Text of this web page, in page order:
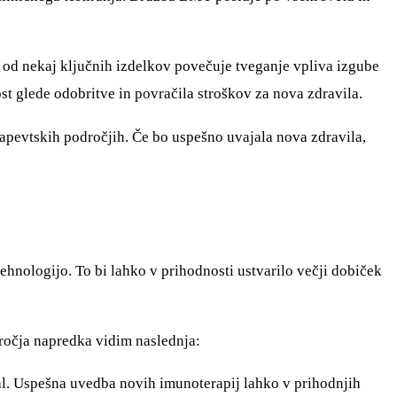
nekaj ključnih izdelkov povečuje tveganje vpliva izgube
glede odobritve in povračila stroškov za nova zdravila.
področjih. Če bo uspešno uvajala nova zdravila,
To bi lahko v prihodnosti ustvarilo večji dobiček
napredka vidim naslednja:
Uspešna uvedba novih imunoterapij lahko v prihodnjih